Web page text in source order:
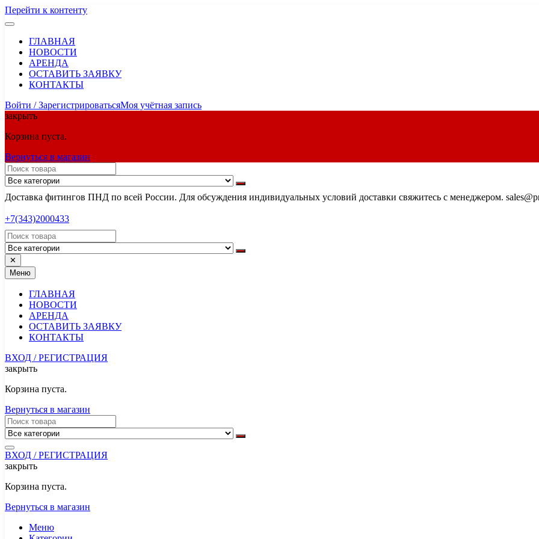
Перейти к контенту
ГЛАВНАЯ
НОВОСТИ
АРЕНДА
ОСТАВИТЬ ЗАЯВКУ
КОНТАКТЫ
Войти / ЗарегистрироватьсяМоя учётная запись
закрыть
Корзина пуста.
Вернуться в магазин
Доставка фитингов ПНД по всей России. Для обсуждения индивидуальных условий доставки свяжитесь с менеджером.
+7(343)2000433
✕
Меню
ГЛАВНАЯ
НОВОСТИ
АРЕНДА
ОСТАВИТЬ ЗАЯВКУ
КОНТАКТЫ
ВХОД / РЕГИСТРАЦИЯ
закрыть
Корзина пуста.
Вернуться в магазин
ВХОД / РЕГИСТРАЦИЯ
закрыть
Корзина пуста.
Вернуться в магазин
Меню